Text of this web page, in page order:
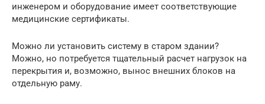
инженером и оборудование имеет соответствующие
медицинские сертификаты.
Можно ли установить систему в старом здании?
Можно, но потребуется тщательный расчет нагрузок на
перекрытия и, возможно, вынос внешних блоков на
отдельную раму.